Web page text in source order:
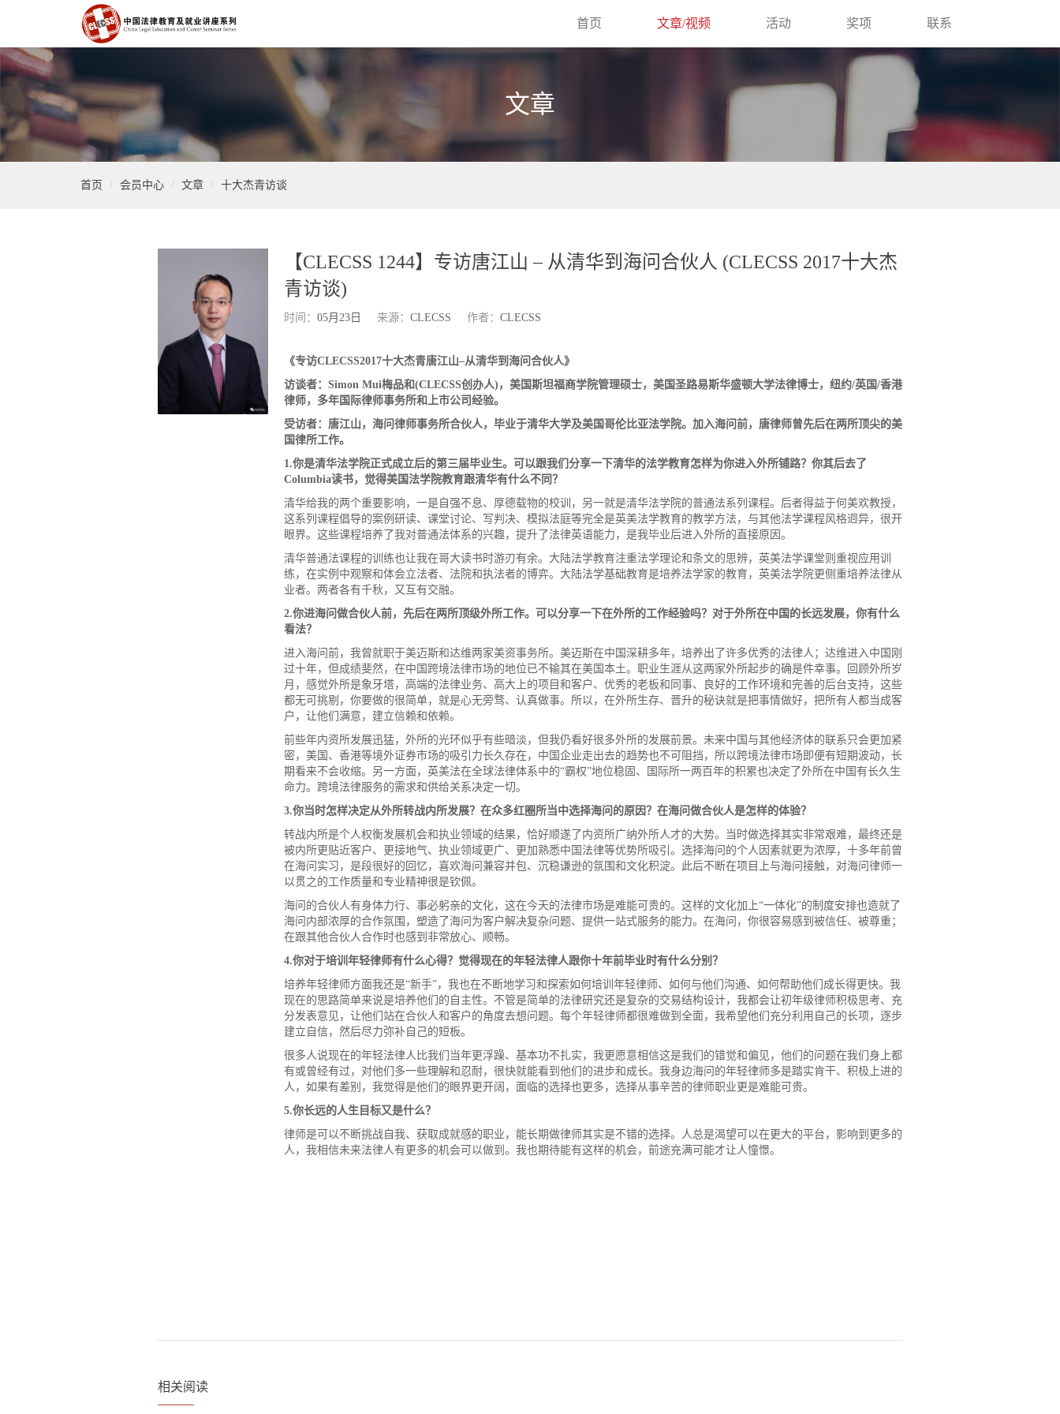
首页 文章/视频 活动 奖项 联系
文章
首页 会员中心 文章 十大杰青访谈
【CLECSS 1244】专访唐江山 – 从清华到海问合伙人 (CLECSS 2017十大杰
青访谈)
时间： 05月23日 来源： CLECSS 作者： CLECSS
《专访CLECSS2017十大杰青唐江山–从清华到海问合伙人》
访谈者： Simon Mui梅品和(CLECSS创办人)，美国斯坦福商学院管理硕士，美国圣路易斯华盛顿大学法律博士，纽约/英国/香港
律师，多年国际律师事务所和上市公司经验。
受访者： 唐江山，海问律师事务所合伙人，毕业于清华大学及美国哥伦比亚法学院。加入海问前，唐律师曾先后在两所顶尖的美
国律所工作。
1.你是清华法学院正式成立后的第三届毕业生。可以跟我们分享一下清华的法学教育怎样为你进入外所铺路？你其后去了
Columbia读书，觉得美国法学院教育跟清华有什么不同？
清华给我的两个重要影响，一是自强不息、厚德载物的校训，另一就是清华法学院的普通法系列课程。后者得益于何美欢教授，
这系列课程倡导的案例研读、课堂讨论、写判决、模拟法庭等完全是英美法学教育的教学方法，与其他法学课程风格迥异，很开
眼界。这些课程培养了我对普通法体系的兴趣，提升了法律英语能力，是我毕业后进入外所的直接原因。
清华普通法课程的训练也让我在哥大读书时游刃有余。大陆法学教育注重法学理论和条文的思辨，英美法学课堂则重视应用训
练，在实例中观察和体会立法者、法院和执法者的博弈。大陆法学基础教育是培养法学家的教育，英美法学院更侧重培养法律从
业者。两者各有千秋，又互有交融。
2.你进海问做合伙人前，先后在两所顶级外所工作。可以分享一下在外所的工作经验吗？对于外所在中国的长远发展，你有什么
看法？
进入海问前，我曾就职于美迈斯和达维两家美资事务所。美迈斯在中国深耕多年，培养出了许多优秀的法律人；达维进入中国刚
过十年，但成绩斐然，在中国跨境法律市场的地位已不输其在美国本土。职业生涯从这两家外所起步的确是件幸事。回顾外所岁
月，感觉外所是象牙塔，高端的法律业务、高大上的项目和客户、优秀的老板和同事、良好的工作环境和完善的后台支持，这些
都无可挑剔，你要做的很简单，就是心无旁骛、认真做事。所以，在外所生存、晋升的秘诀就是把事情做好，把所有人都当成客
户，让他们满意，建立信赖和依赖。
前些年内资所发展迅猛，外所的光环似乎有些暗淡，但我仍看好很多外所的发展前景。未来中国与其他经济体的联系只会更加紧
密，美国、香港等境外证券市场的吸引力长久存在，中国企业走出去的趋势也不可阻挡，所以跨境法律市场即便有短期波动，长
期看来不会收缩。另一方面，英美法在全球法律体系中的“霸权”地位稳固、国际所一两百年的积累也决定了外所在中国有长久生
命力。跨境法律服务的需求和供给关系决定一切。
3.你当时怎样决定从外所转战内所发展？在众多红圈所当中选择海问的原因？在海问做合伙人是怎样的体验？
转战内所是个人权衡发展机会和执业领域的结果，恰好顺遂了内资所广纳外所人才的大势。当时做选择其实非常艰难，最终还是
被内所更贴近客户、更接地气、执业领域更广、更加熟悉中国法律等优势所吸引。选择海问的个人因素就更为浓厚，十多年前曾
在海问实习，是段很好的回忆，喜欢海问兼容并包、沉稳谦逊的氛围和文化积淀。此后不断在项目上与海问接触，对海问律师一
以贯之的工作质量和专业精神很是钦佩。
海问的合伙人有身体力行、事必躬亲的文化，这在今天的法律市场是难能可贵的。这样的文化加上“一体化”的制度安排也造就了
海问内部浓厚的合作氛围，塑造了海问为客户解决复杂问题、提供一站式服务的能力。在海问，你很容易感到被信任、被尊重；
在跟其他合伙人合作时也感到非常放心、顺畅。
4.你对于培训年轻律师有什么心得？觉得现在的年轻法律人跟你十年前毕业时有什么分别？
培养年轻律师方面我还是“新手”，我也在不断地学习和探索如何培训年轻律师、如何与他们沟通、如何帮助他们成长得更快。我
现在的思路简单来说是培养他们的自主性。不管是简单的法律研究还是复杂的交易结构设计，我都会让初年级律师积极思考、充
分发表意见，让他们站在合伙人和客户的角度去想问题。每个年轻律师都很难做到全面，我希望他们充分利用自己的长项，逐步
建立自信，然后尽力弥补自己的短板。
很多人说现在的年轻法律人比我们当年更浮躁、基本功不扎实，我更愿意相信这是我们的错觉和偏见，他们的问题在我们身上都
有或曾经有过，对他们多一些理解和忍耐，很快就能看到他们的进步和成长。我身边海问的年轻律师多是踏实肯干、积极上进的
人，如果有差别，我觉得是他们的眼界更开阔，面临的选择也更多，选择从事辛苦的律师职业更是难能可贵。
5.你长远的人生目标又是什么？
律师是可以不断挑战自我、获取成就感的职业，能长期做律师其实是不错的选择。人总是渴望可以在更大的平台，影响到更多的
人，我相信未来法律人有更多的机会可以做到。我也期待能有这样的机会，前途充满可能才让人憧憬。
相关阅读